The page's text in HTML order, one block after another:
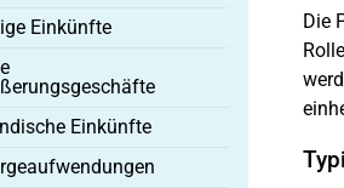
Die
Einkünfte
Einkünfte